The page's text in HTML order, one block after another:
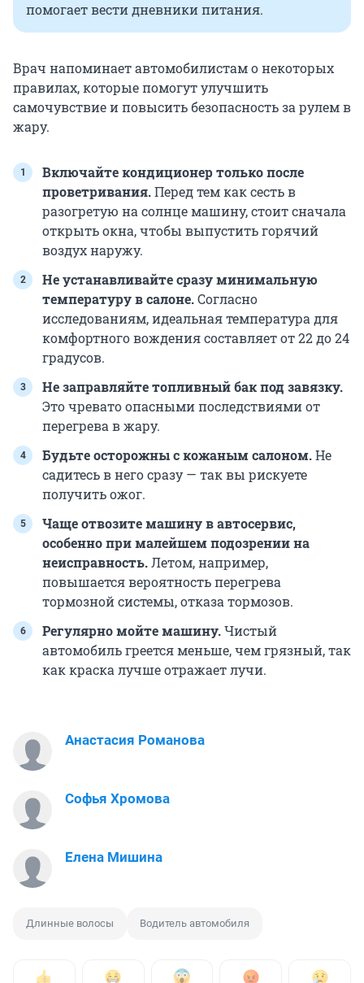
помогает вести дневники питания.
Врач напоминает автомобилистам о некоторых
правилах, которые помогут улучшить
самочувствие и повысить безопасность за рулем в
жару.
Включайте кондиционер только после
проветривания.Перед тем как сесть в
разогретую на солнце машину, стоит сначала
открыть окна, чтобы выпустить горячий
воздух наружу.
Не устанавливайте сразу минимальную
температуру в салоне.Согласно
исследованиям, идеальная температура для
комфортного вождения составляет от 22 до 24
градусов.
Не заправляйте топливный бак под завязку.
Это чревато опасными последствиями от
перегрева в жару.
Будьте осторожны с кожаным салоном.Не
садитесь в него сразу — так вы рискуете
получить ожог.
Чаще отвозите машину в автосервис,
особенно при малейшем подозрении на
неисправность.Летом, например,
повышается вероятность перегрева
тормозной системы, отказа тормозов.
Регулярно мойте машину.Чистый
автомобиль греется меньше, чем грязный, так
как краска лучше отражает лучи.
Анастасия Романова
Софья Хромова
Елена Мишина
Длинные волосы Водитель автомобиля